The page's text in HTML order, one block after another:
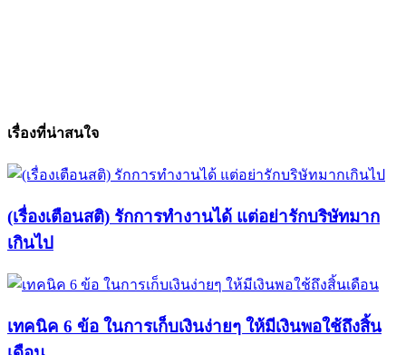
เรื่องที่น่าสนใจ
(เรื่องเตือนสติ) รักการทำงานได้ แต่อย่ารักบริษัทมาก
เกินไป
เทคนิค 6 ข้อ ในการเก็บเงินง่ายๆ ให้มีเงินพอใช้ถึงสิ้น